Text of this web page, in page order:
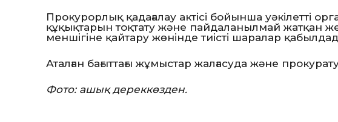
Прокурорлық қадағалау актісі бойынша уәкілетті
құқықтарын тоқтату және пайдаланылмай жатқан
меншігіне қайтару жөнінде тиісті шаралар
Аталған бағыттағы жұмыстар жалғасуда және
Фото: ашық дереккөзден.